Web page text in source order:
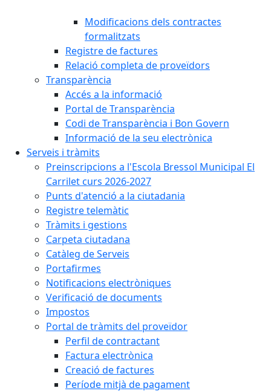
Modificacions dels contractes
formalitzats
Registre de factures
Relació completa de proveïdors
Transparència
Accés a la informació
Portal de Transparència
Codi de Transparència i Bon Govern
Informació de la seu electrònica
Serveis i tràmits
Preinscripcions a l'Escola Bressol Municipal El
Carrilet curs 2026-2027
Punts d'atenció a la ciutadania
Registre telemàtic
Tràmits i gestions
Carpeta ciutadana
Catàleg de Serveis
Portafirmes
Notificacions electròniques
Verificació de documents
Impostos
Portal de tràmits del proveïdor
Perfil de contractant
Factura electrònica
Creació de factures
Període mitjà de pagament